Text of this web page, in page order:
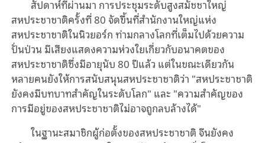
สัปดาห์ที่ผ่านมา การประชุมระดับสูงสมัชชาใหญ่
สหประชาชาติครั้งที่ 80 จัดขึ้นที่สำนักงานใหญ่แห่ง
สหประชาชาติในนิวยอร์ก ท่ามกลางโลกที่เต็มไปด้วยความ
ปั่นป่วน มีเสียงแสดงความห่วงใยเกี่ยวกับอนาคตของ
สหประชาชาติซึ่งมีอายุนับ 80 ปีแล้ว แต่ในขณะเดียวกัน
หลายคนยังให้การสนับสนุนสหประชาชาติว่า "สหประชาชาติ
ยังคงมีบทบาทสำคัญในระดับโลก" และ "ความสำคัญของ
การมีอยู่ของสหประชาชาติไม่อาจถูกลบล้างได้"
ในฐานะสมาชิกผู้ก่อตั้งของสหประชาชาติ จีนยังคง